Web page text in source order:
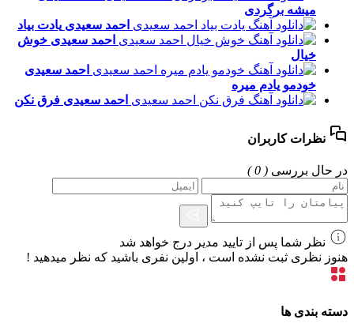
میشه برگردی
احمد سعیدی یادت بیاد
احمد سعیدی خوش
خیال
احمد سعیدی
خودمو یادم میره
احمد سعیدی فرق نکن
نظرات کاربران
در حال بررسی ( 0 )
نظر شما پس از تایید مدیر درج خواهد شد
هنوز نظری ثبت نشده است ، اولین نفری باشید که نظر میدهید !
دسته بندی ها